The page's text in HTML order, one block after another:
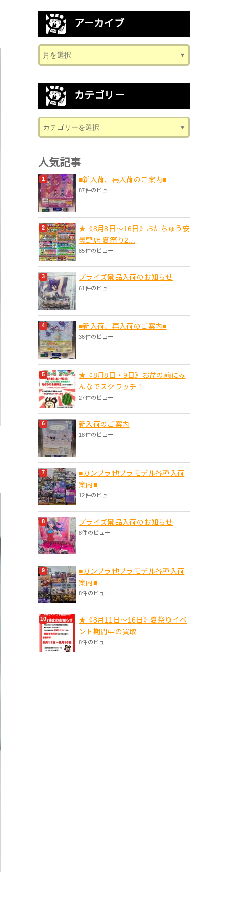
アーカイブ
カテゴリー
人気記事
■新入荷、再入荷のご案内■
87件のビュー
★《8月8日～16日》おたちゅう安
曇野店 夏祭り2...
85件のビュー
プライズ景品入荷のお知らせ
61件のビュー
■新入荷、再入荷のご案内■
36件のビュー
★《8月8日・9日》お盆の前にみ
んなでスクラッチ！...
27件のビュー
新入荷のご案内
18件のビュー
■ガンプラ他プラモデル各種入荷
案内■
12件のビュー
プライズ景品入荷のお知らせ
8件のビュー
■ガンプラ他プラモデル各種入荷
案内■
8件のビュー
★《8月11日～16日》夏祭りイベ
ント期間中の買取...
8件のビュー